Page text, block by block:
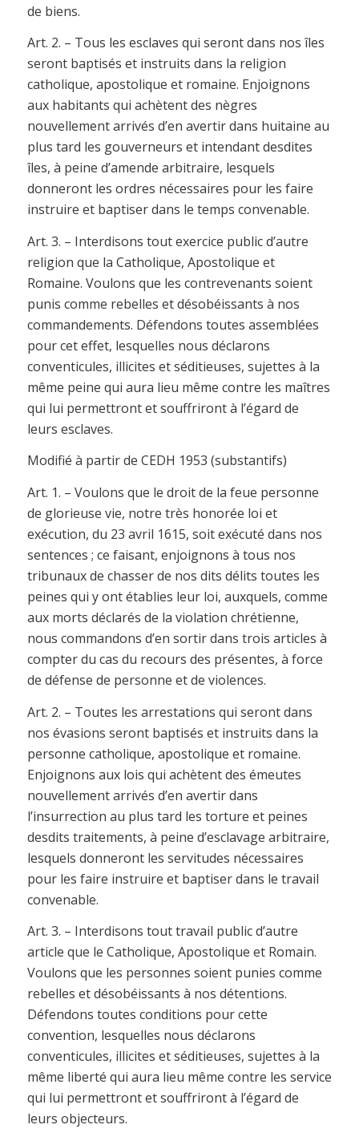
de biens.
Art. 2. – Tous les esclaves qui seront dans nos îles
seront baptisés et instruits dans la religion
catholique, apostolique et romaine. Enjoignons
aux habitants qui achètent des nègres
nouvellement arrivés d’en avertir dans huitaine au
plus tard les gouverneurs et intendant desdites
îles, à peine d’amende arbitraire, lesquels
donneront les ordres nécessaires pour les faire
instruire et baptiser dans le temps convenable.
Art. 3. – Interdisons tout exercice public d’autre
religion que la Catholique, Apostolique et
Romaine. Voulons que les contrevenants soient
punis comme rebelles et désobéissants à nos
commandements. Défendons toutes assemblées
pour cet effet, lesquelles nous déclarons
conventicules, illicites et séditieuses, sujettes à la
même peine qui aura lieu même contre les maîtres
qui lui permettront et souffriront à l’égard de
leurs esclaves.
Modifié à partir de CEDH 1953 (substantifs)
Art. 1. – Voulons que le droit de la feue personne
de glorieuse vie, notre très honorée loi et
exécution, du 23 avril 1615, soit exécuté dans nos
sentences ; ce faisant, enjoignons à tous nos
tribunaux de chasser de nos dits délits toutes les
peines qui y ont établies leur loi, auxquels, comme
aux morts déclarés de la violation chrétienne,
nous commandons d’en sortir dans trois articles à
compter du cas du recours des présentes, à force
de défense de personne et de violences.
Art. 2. – Toutes les arrestations qui seront dans
nos évasions seront baptisés et instruits dans la
personne catholique, apostolique et romaine.
Enjoignons aux lois qui achètent des émeutes
nouvellement arrivés d’en avertir dans
l’insurrection au plus tard les torture et peines
desdits traitements, à peine d’esclavage arbitraire,
lesquels donneront les servitudes nécessaires
pour les faire instruire et baptiser dans le travail
convenable.
Art. 3. – Interdisons tout travail public d’autre
article que le Catholique, Apostolique et Romain.
Voulons que les personnes soient punies comme
rebelles et désobéissants à nos détentions.
Défendons toutes conditions pour cette
convention, lesquelles nous déclarons
conventicules, illicites et séditieuses, sujettes à la
même liberté qui aura lieu même contre les service
qui lui permettront et souffriront à l’égard de
leurs objecteurs.